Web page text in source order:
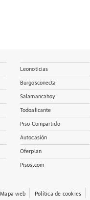
Leonoticias
Burgosconecta
Salamancahoy
Todoalicante
Piso Compartido
Autocasión
Oferplan
Pisos.com
Mapa web Política de cookies